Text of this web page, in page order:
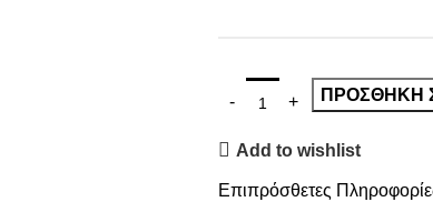
ΠΡΟΣΘΉΚΗ
Add to wishlist
Επιπρόσθετες